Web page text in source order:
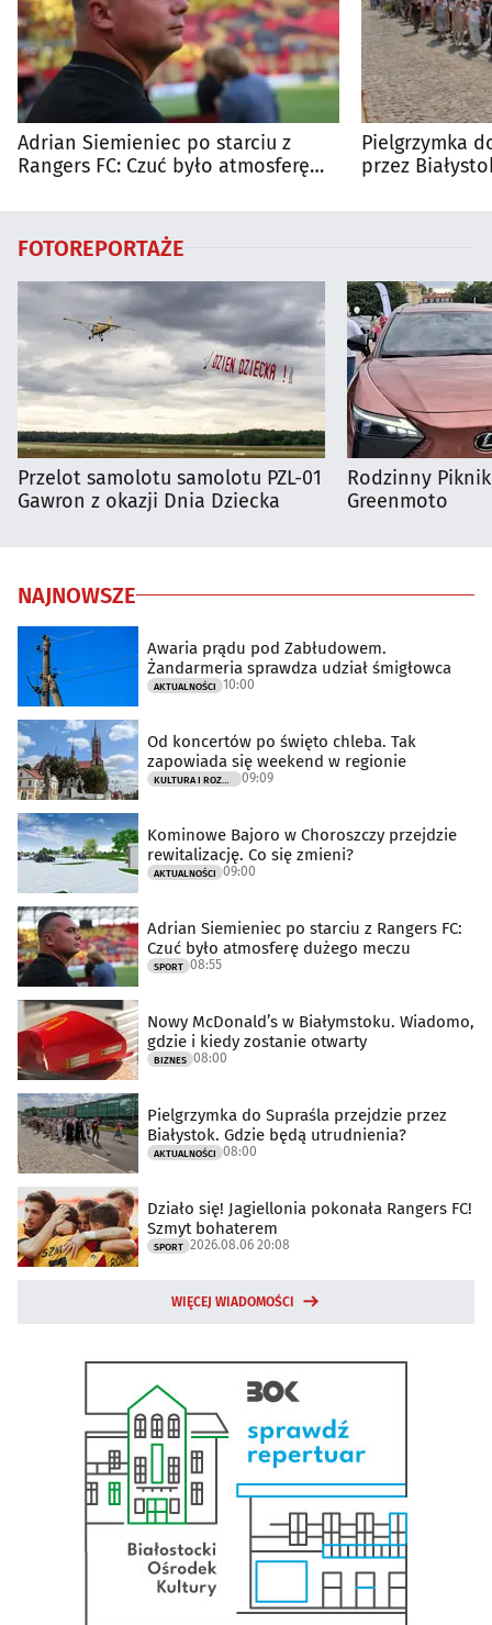
Adrian Siemieniec po starciu z
Rangers FC: Czuć było atmosferę
Pielgrzymka
przez
FOTOREPORTAŻE
Przelot samolotu samolotu PZL-01
Gawron z okazji Dnia Dziecka
Rodzinny
Greenmoto
NAJNOWSZE
Awaria prądu pod Zabłudowem.
Żandarmeria sprawdza udział śmigłowca
AKTUALNOŚCI 10:00
Od koncertów po święto chleba. Tak
zapowiada się weekend w regionie
KULTURA I ROZRYWKA 09:09
Kominowe Bajoro w Choroszczy przejdzie
rewitalizację. Co się zmieni?
AKTUALNOŚCI 09:00
Adrian Siemieniec po starciu z Rangers FC:
Czuć było atmosferę dużego meczu
SPORT 08:55
Nowy McDonald’s w Białymstoku. Wiadomo,
gdzie i kiedy zostanie otwarty
BIZNES 08:00
Pielgrzymka do Supraśla przejdzie przez
Białystok. Gdzie będą utrudnienia?
AKTUALNOŚCI 08:00
Działo się! Jagiellonia pokonała Rangers FC!
Szmyt bohaterem
SPORT 2026.08.06 20:08
WIĘCEJ WIADOMOŚCI